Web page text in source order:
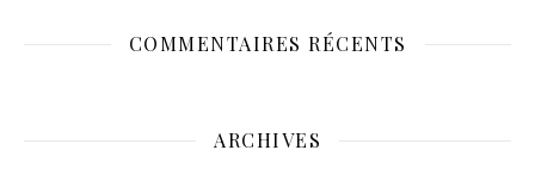
COMMENTAIRES RÉCENTS
ARCHIVES